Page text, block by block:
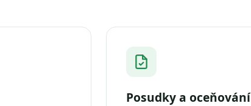
Posudky a oceňování